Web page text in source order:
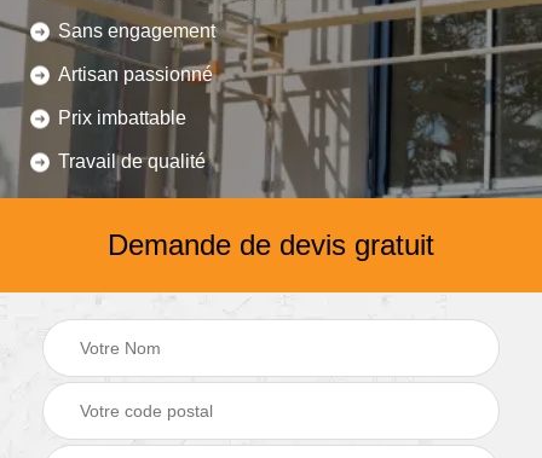
Sans engagement
Artisan passionné
Prix imbattable
Travail de qualité
Demande de devis gratuit